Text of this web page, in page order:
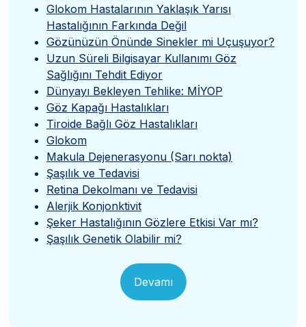
Glokom Hastalarının Yaklaşık Yarısı
Hastalığının Farkında Değil
Gözünüzün Önünde Sinekler mi Uçuşuyor?
Uzun Süreli Bilgisayar Kullanımı Göz
Sağlığını Tehdit Ediyor
Dünyayı Bekleyen Tehlike: MİYOP
Göz Kapağı Hastalıkları
Tiroide Bağlı Göz Hastalıkları
Glokom
Makula Dejenerasyonu (Sarı nokta)
Şaşılık ve Tedavisi
Retina Dekolmanı ve Tedavisi
Alerjik Konjonktivit
Şeker Hastalığının Gözlere Etkisi Var mı?
Şaşılık Genetik Olabilir mi?
Devamı